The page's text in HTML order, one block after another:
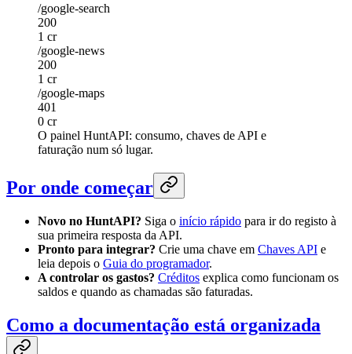
/google-search
200
1 cr
/google-news
200
1 cr
/google-maps
401
0 cr
O painel HuntAPI: consumo, chaves de API e
faturação num só lugar.
Por onde começar
Novo no HuntAPI? Siga o início rápido para ir do registo à
sua primeira resposta da API.
Pronto para integrar? Crie uma chave em Chaves API e
leia depois o Guia do programador.
A controlar os gastos? Créditos explica como funcionam os
saldos e quando as chamadas são faturadas.
Como a documentação está organizada